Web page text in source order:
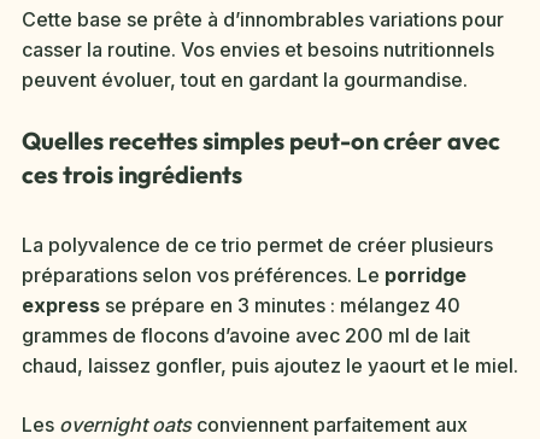
Cette base se prête à d’innombrables variations pour
casser la routine. Vos envies et besoins nutritionnels
peuvent évoluer, tout en gardant la gourmandise.
Quelles recettes simples peut-on créer avec
ces trois ingrédients
La polyvalence de ce trio permet de créer plusieurs
préparations selon vos préférences. Le porridge
express se prépare en 3 minutes : mélangez 40
grammes de flocons d’avoine avec 200 ml de lait
chaud, laissez gonfler, puis ajoutez le yaourt et le miel.
Les overnight oatsconviennent parfaitement aux